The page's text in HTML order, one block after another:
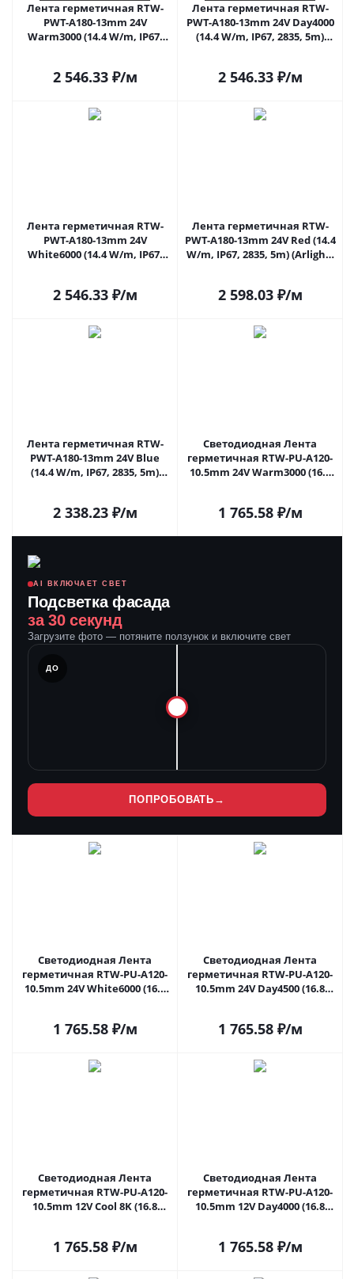
Лента герметичная RTW-
PWT-A180-13mm 24V
Warm3000 (14.4 W/m, IP67,
2 546.33₽/м
Лента герметичная RTW-
PWT-A180-13mm 24V Day4000
(14.4 W/m, IP67, 2835, 5m)
2 546.33₽/м
Лента герметичная RTW-
PWT-A180-13mm 24V
White6000 (14.4 W/m, IP67,
2 546.33₽/м
Лента герметичная RTW-
PWT-A180-13mm 24V Red (14.4
W/m, IP67, 2835, 5m) (Arlight,
2 598.03₽/м
Лента герметичная RTW-
PWT-A180-13mm 24V Blue
(14.4 W/m, IP67, 2835, 5m)
2 338.23₽/м
Светодиодная Лента
герметичная RTW-PU-A120-
10.5mm 24V Warm3000 (16.8
1 765.58₽/м
AI ВКЛЮЧАЕТ СВЕТ
Подсветка фасада
за 30 секунд
Загрузите фото — потяните ползунок и включите свет
ДО
ПОПРОБОВАТЬ →
Светодиодная Лента
герметичная RTW-PU-A120-
10.5mm 24V White6000 (16.8
1 765.58₽/м
Светодиодная Лента
герметичная RTW-PU-A120-
10.5mm 24V Day4500 (16.8
1 765.58₽/м
Светодиодная Лента
герметичная RTW-PU-A120-
10.5mm 12V Cool 8K (16.8
1 765.58₽/м
Светодиодная Лента
герметичная RTW-PU-A120-
10.5mm 12V Day4000 (16.8
1 765.58₽/м